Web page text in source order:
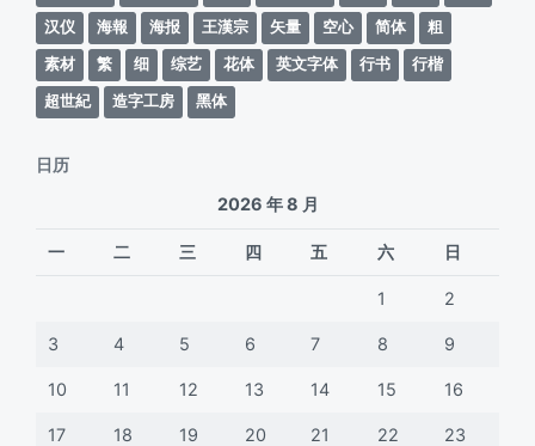
汉仪
海報 海报 王漢宗 矢量 空心 简体
粗
素材
繁 细 综艺 花体 英文字体 行书
行楷
超世紀
造字工房 黑体
日历
2026 年 8 月
一 二 三 四 五 六 日
1 2
3 4 5 6 7 8 9
10 11 12 13 14 15 16
17 18 19 20 21 22 23